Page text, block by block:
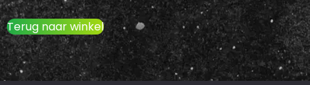
Terug naar winkel